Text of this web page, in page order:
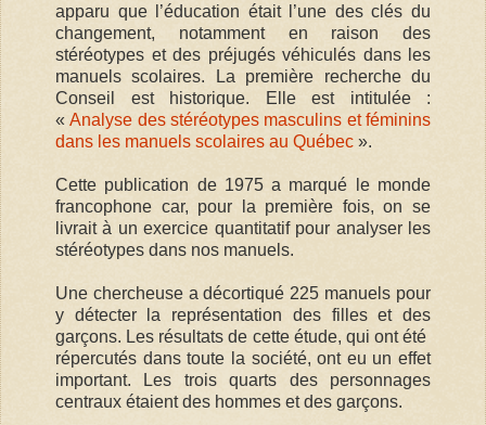
apparu que l’éducation était l’une des clés du
changement, notamment en raison des
stéréotypes et des préjugés véhiculés dans les
manuels scolaires. La première recherche du
Conseil est historique. Elle est intitulée :
«Analyse des stéréotypes masculins et féminins
dans les manuels scolaires au Québec ».
Cette publication de 1975 a marqué le monde
francophone car, pour la première fois, on se
livrait à un exercice quantitatif pour analyser les
stéréotypes dans nos manuels.
Une chercheuse a décortiqué 225 manuels pour
y détecter la représentation des filles et des
garçons. Les résultats de cette étude, qui ont été
répercutés dans toute la société, ont eu un effet
important. Les trois quarts des personnages
centraux étaient des hommes et des garçons.